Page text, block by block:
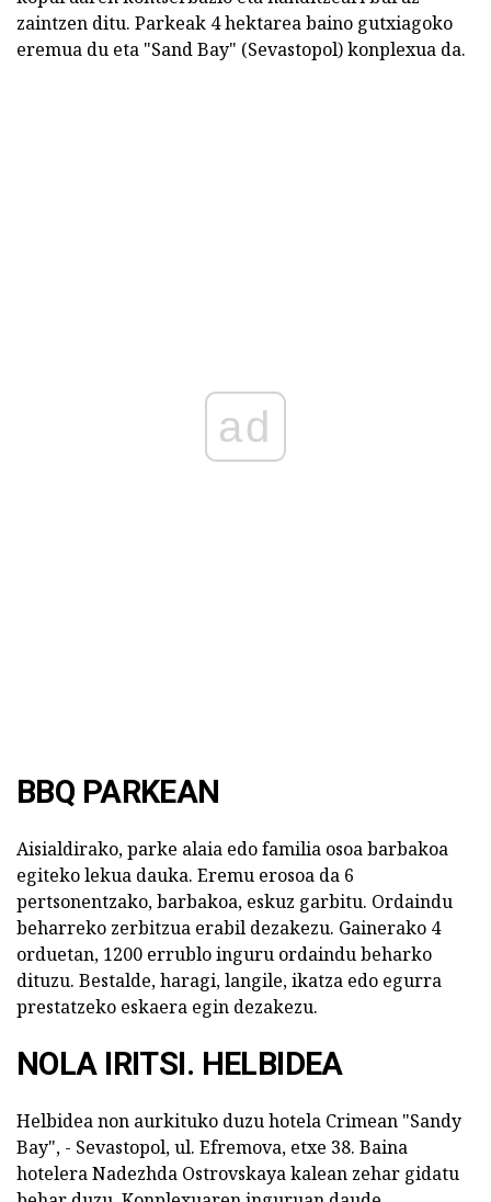
zaintzen ditu. Parkeak 4 hektarea baino gutxiagoko
eremua du eta "Sand Bay" (Sevastopol) konplexua da.
ad
BBQ PARKEAN
Aisialdirako, parke alaia edo familia osoa barbakoa
egiteko lekua dauka. Eremu erosoa da 6
pertsonentzako, barbakoa, eskuz garbitu. Ordaindu
beharreko zerbitzua erabil dezakezu. Gainerako 4
orduetan, 1200 errublo inguru ordaindu beharko
dituzu. Bestalde, haragi, langile, ikatza edo egurra
prestatzeko eskaera egin dezakezu.
NOLA IRITSI. HELBIDEA
Helbidea non aurkituko duzu hotela Crimean "Sandy
Bay", - Sevastopol, ul. Efremova, etxe 38. Baina
hotelera Nadezhda Ostrovskaya kalean zehar gidatu